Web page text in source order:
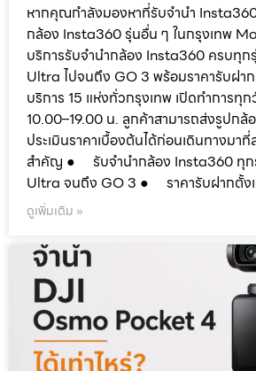
หากคุณกำลังมองหาที่รับจำนำ
กล้อง Insta360 รุ่นอื่น ๆ ในกรุงเทพ
บริการรับจำนำกล้อง Insta360 ครบทุ
Ultra ไปจนถึง GO 3 พร้อมราคารับฝาก
บริการ 15 แห่งทั่วกรุงเทพ เปิดทำการทุก
10.00–19.00 น. ลูกค้าสามารถส่งรูปกล้
ประเมินราคาเบื้องต้นได้ก่อนเดินทางมา
สำคัญ ● รับจำนำกล้อง Insta360 ทุก
Ultra จนถึง GO 3 ● ราคารับฝากตั้ง
ดูเพิ่มเติม »